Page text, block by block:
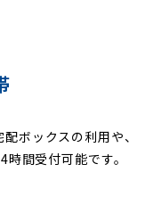
配ボックスの利用や、
間受付可能です。